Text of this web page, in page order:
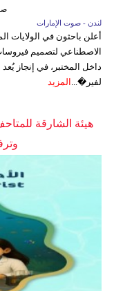
لندن - صوت الإمارات
أعلن باحثون في الولايات
الاصطناعي لتصميم
داخل المختبر، في إنجاز
لفير�...
المزيد
هيئة الشارقة